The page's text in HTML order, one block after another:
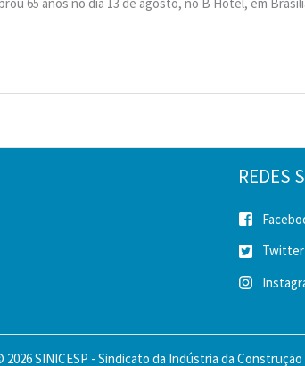
REDES
Twitter
SINICESP - Sindicato da Indústria da